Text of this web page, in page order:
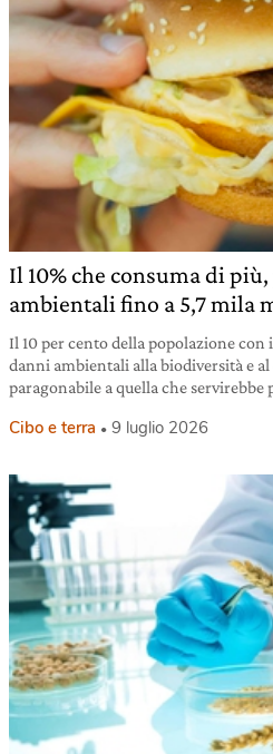
Il 10% che consuma di
ambientali fino a 5,7 mila
Il 10 per cento della popolazione con
danni ambientali alla biodiversità e
paragonabile a quella che servirebbe
Cibo e terra 9 luglio 2026